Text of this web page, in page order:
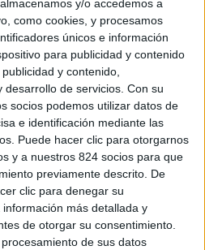
almacenamos y/o accedemos a
como cookies, y procesamos
únicos e información
para publicidad y contenido
y contenido,
de servicios. Con su
socios podemos utilizar datos de
e identificación mediante las
Puede hacer clic para otorgarnos
y a nuestros 824 socios para que
previamente descrito. De
clic para denegar su
más detallada y
de otorgar su consentimiento.
de sus datos
Borrar la búsqueda
Luis Morán, 77
49600 Benavente
(Zamora)
Email:
mikeltao@msn.com